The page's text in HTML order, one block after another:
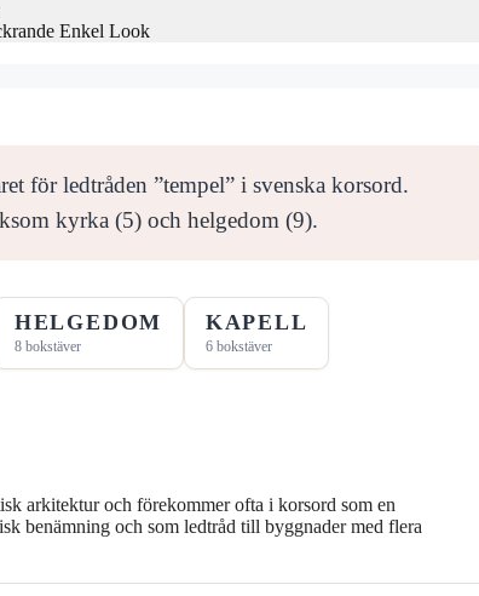
Enkel Look
för ledtråden ”tempel” i svenska korsord.
kyrka (5) och helgedom (9).
HELGEDOM
8 bokstäver
KAPELL
6 bokstäver
arkitektur och förekommer ofta i korsord som en
benämning och som ledtråd till byggnader med flera